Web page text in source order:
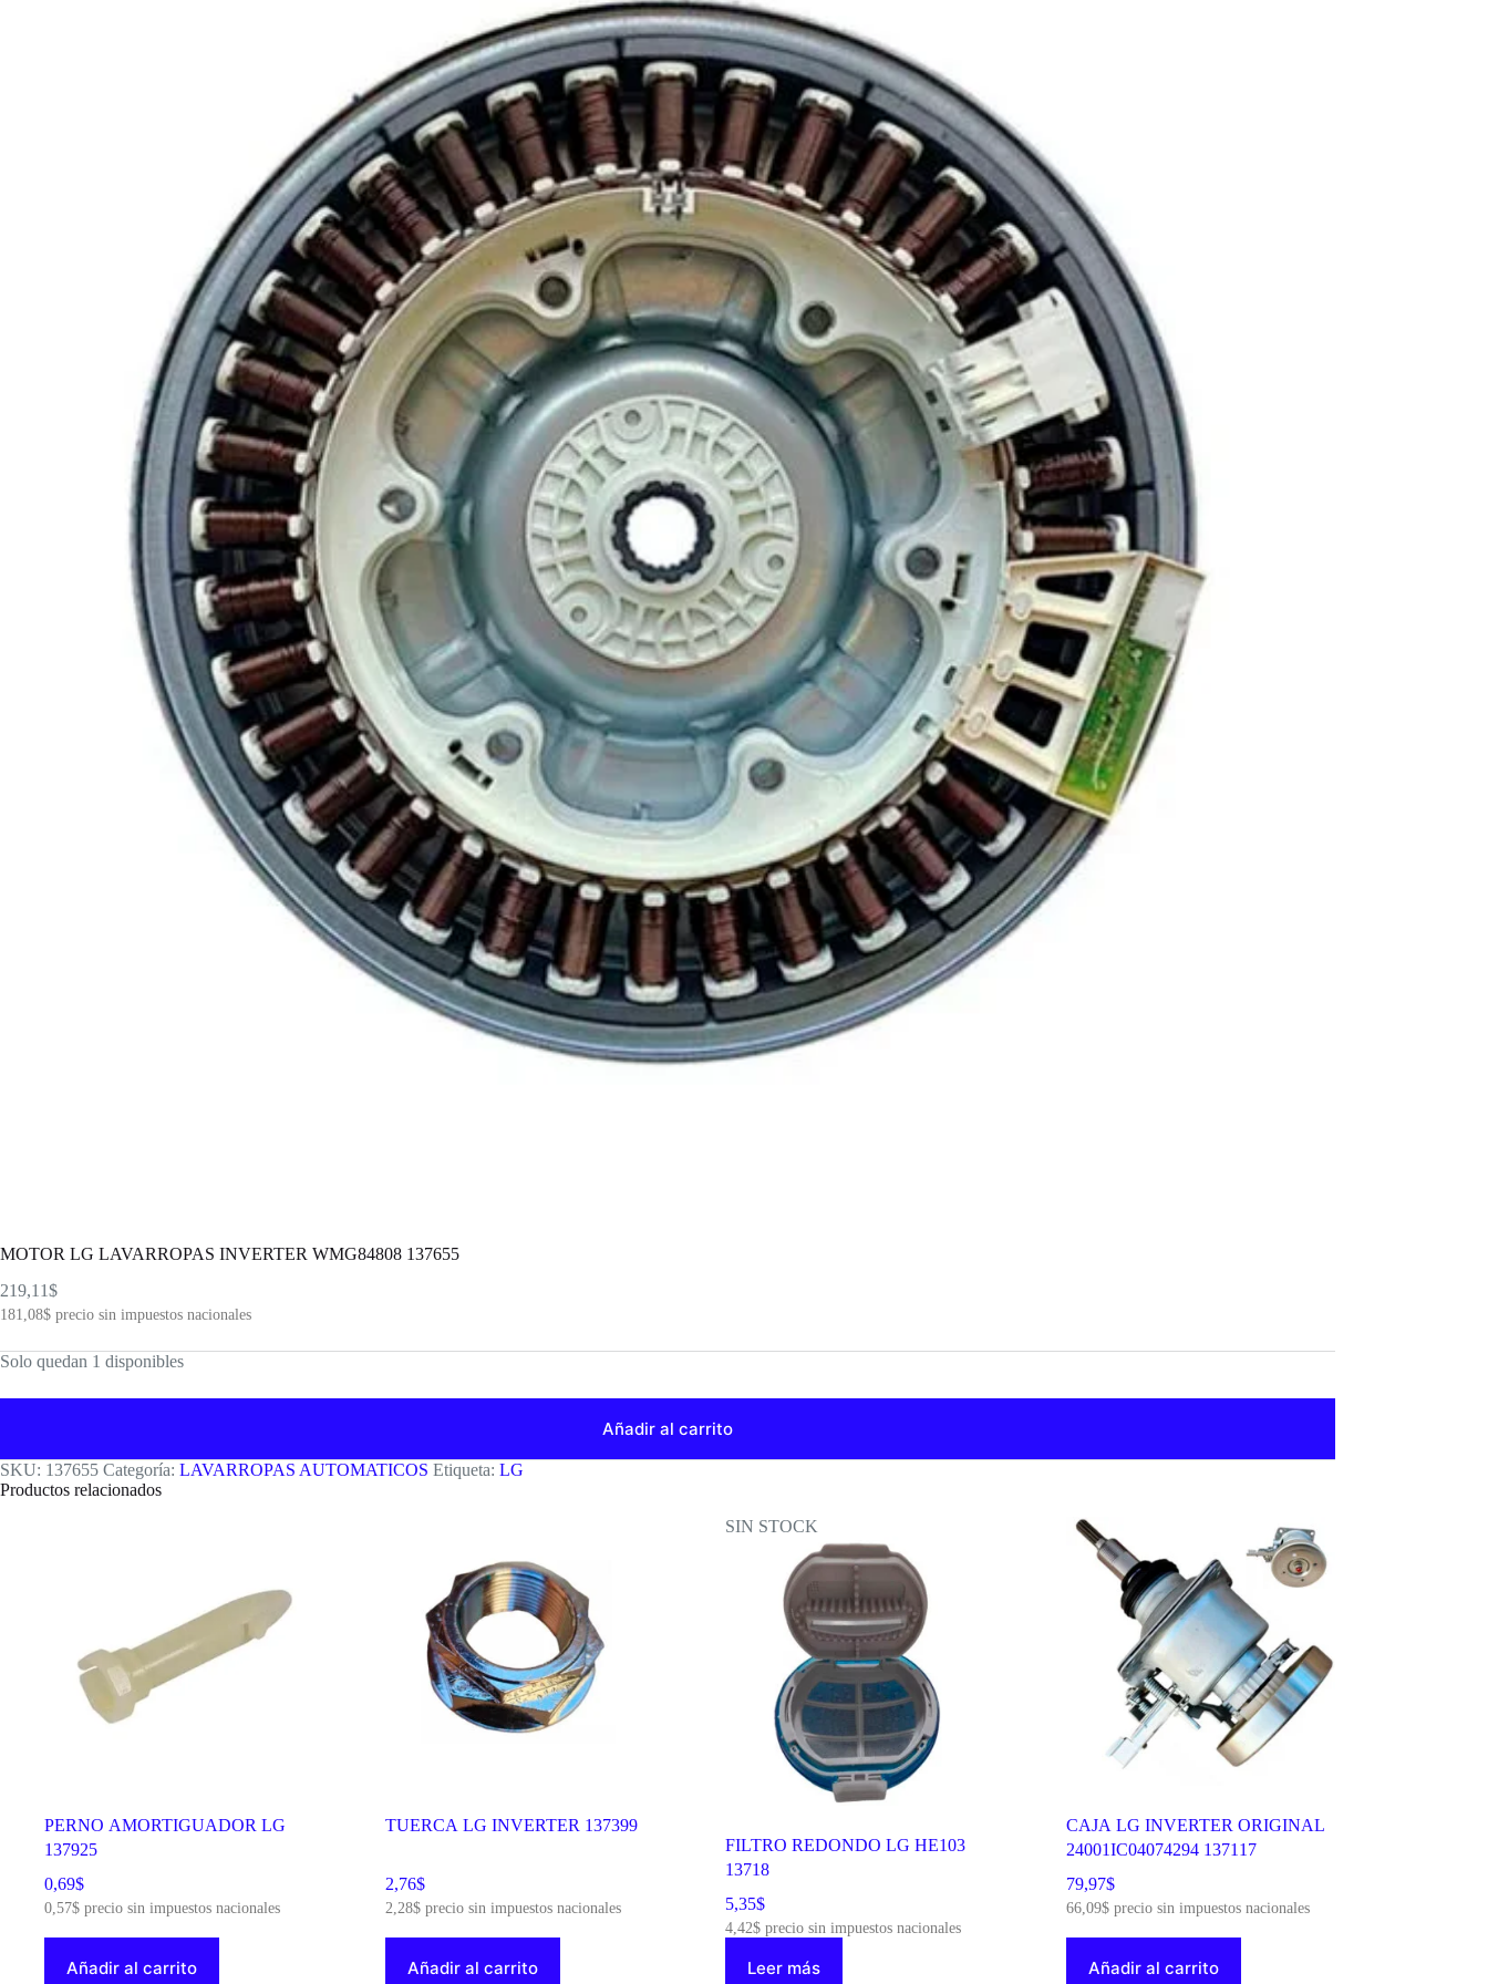
MOTOR LG LAVARROPAS INVERTER WMG84808 137655
219,11$
181,08$ precio sin impuestos nacionales
Solo quedan 1 disponibles
Añadir al carrito
SKU: 137655 Categoría: LAVARROPAS AUTOMATICOS Etiqueta: LG
Productos relacionados
PERNO AMORTIGUADOR LG
137925
0,69$
0,57$ precio sin impuestos nacionales
Añadir al carrito
TUERCA LG INVERTER 137399
2,76$
2,28$precio sin impuestos nacionales
Añadir al carrito
SIN STOCK
FILTRO REDONDO LG HE103
13718
5,35$
4,42$ precio sin impuestos nacionales
Leer más
CAJA LG INVERTER ORIGINAL
24001IC04074294 137117
79,97$
66,09$precio sin impuestos nacionales
Añadir al carrito